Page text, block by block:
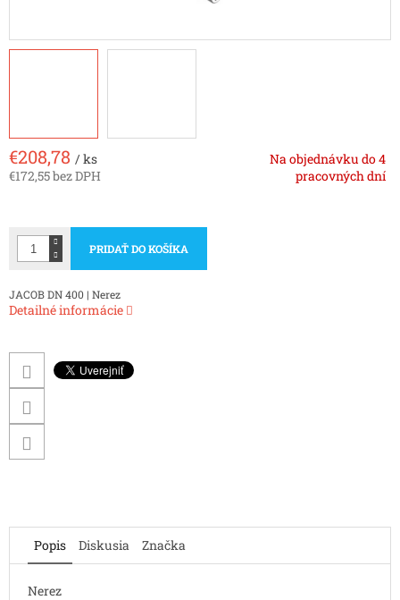
€208,78 / ks
€172,55 bez DPH
Na objednávku do 4
pracovných dní
PRIDAŤ DO KOŠÍKA
JACOB DN 400 | Nerez
Detailné informácie
Popis Diskusia Značka
Nerez